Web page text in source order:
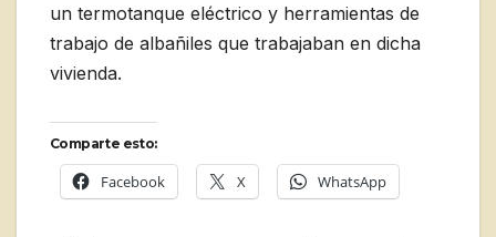
un termotanque eléctrico y herramientas de
trabajo de albañiles que trabajaban en dicha
vivienda.
Comparte esto:
Facebook X WhatsApp